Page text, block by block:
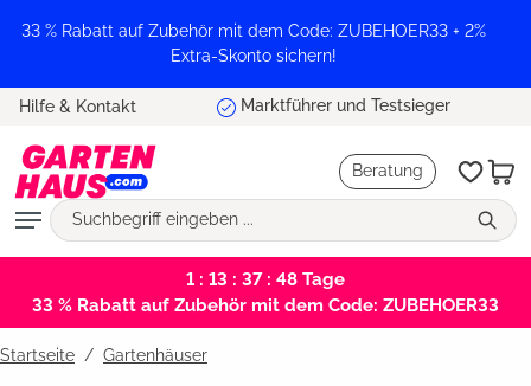
springen
33 % Rabatt auf Zubehör mit dem Code: ZUBEHOER33 + 2%
Extra-Skonto sichern!
Hilfe & Kontakt Marktführer und Testsieger
Beratung
1 : 13 : 37 : 47Tage
33 % Rabatt auf Zubehör mit dem Code: ZUBEHOER33
Startseite Gartenhäuser